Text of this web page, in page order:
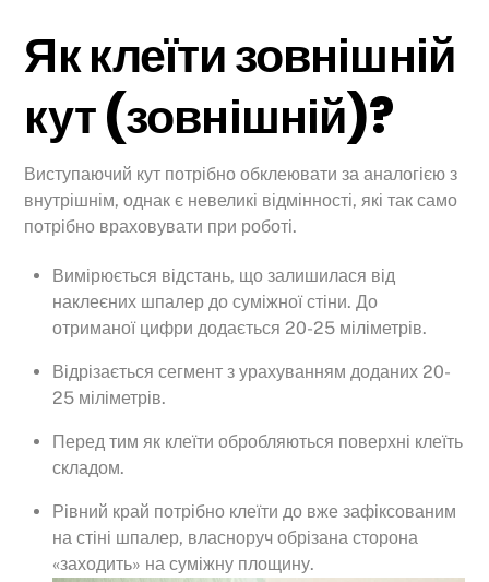
Як клеїти зовнішній
кут (зовнішній)?
Виступаючий кут потрібно обклеювати за аналогією з
внутрішнім, однак є невеликі відмінності, які так само
потрібно враховувати при роботі.
Вимірюється відстань, що залишилася від
наклеєних шпалер до суміжної стіни. До
отриманої цифри додається 20-25 міліметрів.
Відрізається сегмент з урахуванням доданих 20-
25 міліметрів.
Перед тим як клеїти обробляються поверхні клеїть
складом.
Рівний край потрібно клеїти до вже зафіксованим
на стіні шпалер, власноруч обрізана сторона
«заходить» на суміжну площину.